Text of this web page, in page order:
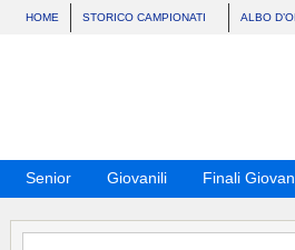
HOME STORICO CAMPIONATI ALBO
Senior Giovanili Finali